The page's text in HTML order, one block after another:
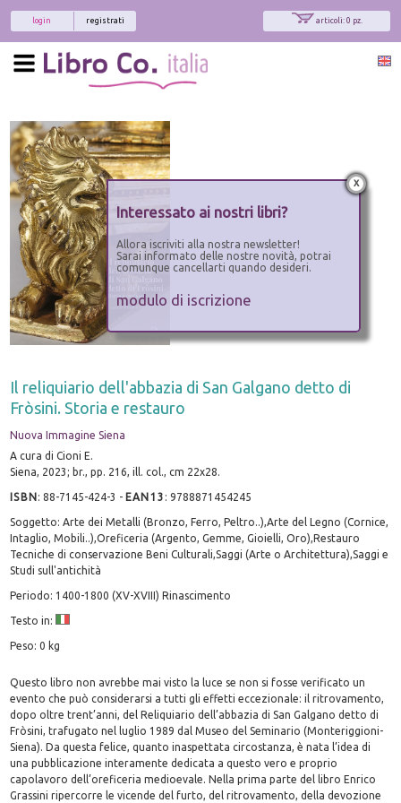
articoli: 0 pz.
registrati
login
Il reliquiario dell'abbazia di San Galgano detto di
Fròsini. Storia e restauro
Nuova Immagine Siena
A cura di Cioni E.
Siena, 2023; br., pp. 216, ill. col., cm 22x28.
ISBN:88-7145-424-3 - EAN13 :9788871454245
Soggetto: Arte dei Metalli (Bronzo, Ferro, Peltro..),Arte del Legno (Cornice,
Intaglio, Mobili..),Oreficeria (Argento, Gemme, Gioielli, Oro),Restauro
Tecniche di conservazione Beni Culturali,Saggi (Arte o Architettura),Saggi e
Studi sull'antichità
Periodo: 1400-1800 (XV-XVIII) Rinascimento
Testo in:
Peso: 0 kg
Questo libro non avrebbe mai visto la luce se non si fosse verificato un
evento che può considerarsi a tutti gli effetti eccezionale: il ritrovamento,
dopo oltre trent’anni, del Reliquiario dell’abbazia di San Galgano detto di
Fròsini, trafugato nel luglio 1989 dal Museo del Seminario (Monteriggioni-
Siena). Da questa felice, quanto inaspettata circostanza, è nata l’idea di
una pubblicazione interamente dedicata a questo vero e proprio
capolavoro dell’oreficeria medioevale. Nella prima parte del libro Enrico
Grassini ripercorre le vicende del furto, del ritrovamento, della devozione
x
Interessato ai nostri libri?
Allora iscriviti alla nostra newsletter!
Sarai informato delle nostre novità, potrai
comunque cancellarti quando desideri.
modulo di iscrizione